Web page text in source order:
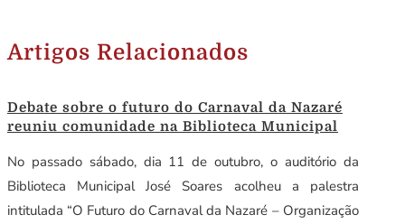
Artigos Relacionados
Debate sobre o futuro do Carnaval da Nazaré
reuniu comunidade na Biblioteca Municipal
No passado sábado, dia 11 de outubro, o auditório da
Biblioteca Municipal José Soares acolheu a palestra
intitulada “O Futuro do Carnaval da Nazaré – Organização